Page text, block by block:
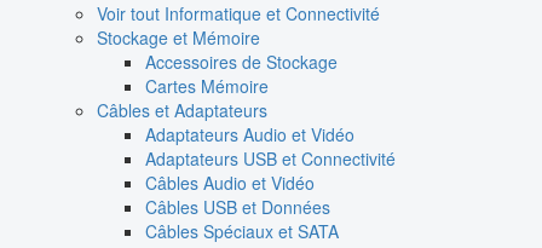
Voir tout Informatique et Connectivité
Stockage et Mémoire
Accessoires de Stockage
Cartes Mémoire
Câbles et Adaptateurs
Adaptateurs Audio et Vidéo
Adaptateurs USB et Connectivité
Câbles Audio et Vidéo
Câbles USB et Données
Câbles Spéciaux et SATA